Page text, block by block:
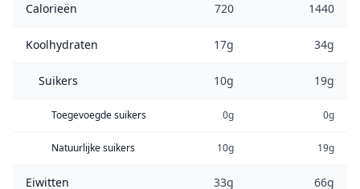
Calorieën 720 1440
Koolhydraten 17g 34g
Suikers 10g 19g
Toegevoegde suikers 0g 0g
Natuurlijke suikers 10g 19g
Eiwitten 33g 66g